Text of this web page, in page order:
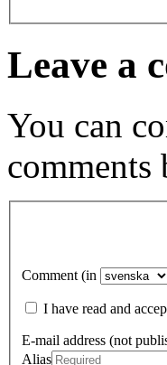
Leave a
You can
Comment (in
I have read and
E-mail address (not
Alias